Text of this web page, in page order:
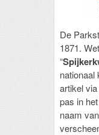
De
1871.
“
nationaal
artikel
pas in
naam